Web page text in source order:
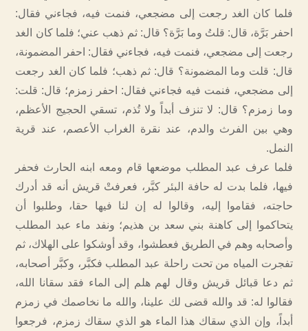
فلما كان الغد رجعت إلى مضجعي، فنمت فيه، فجاءني فقال:
احفر بَرَّة، قال: قلتُ وما بَرَّة؟ قال: ثم ذهب عني؛ فلما كان الغد
رجعت إلى مضجعي، فنمت فيه، فجاءني فقال: احفر المضمونة،
قال: قلت وما المضمونة؟ قال: ثم ذهب؛ فلما كان الغد رجعت
إلى مضجعي، فنمت فيه فجاءني فقال: احفر زمزم؛ قال: قلت:
وما زمزم؟ قال: لا تنزف أبداً ولا تُذم، تسقي الحجيج الأعظم،
وهي بين الفرث والدم، عند نقرة الغراب الأعصم، عند قرية
النمل.
فلما عرف عبد المطلب موضعها قام ومعه ابنه الحارث فحفر
فيها، فلما بدت له حافة البئر كبَّر، فعرفتْ قريش أنه قد أدرك
حاجته، فقاموا إليه، وقالوا له إن لنا فيها حقا، وطلبوا أن
يتحاكموا إلى كاهنة بني سعد بن هذيم؛ ونفد ماء عبد المطلب
وأصحابه وهم في الطريق فعطشوا، وقد أوشكوا على الهلاك، ثم
تفجرت المياه من تحت راحلة عبد المطلب فكبَّر، وكبَّر أصحابه،
ثم دعا قبائل قريش وقال لهم هلم إلى الماء فقد سقانا الله،
فقالوا له: قد والله قضى لك علينا، والله ما نخاصمك في زمزم
أبداً، وإن الذي سقاك هذا الماء هو الذي سقاك زمزم، فرجعوا